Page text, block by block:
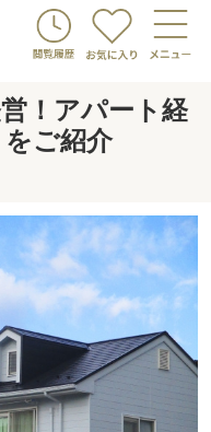
！アパート経
ご紹介